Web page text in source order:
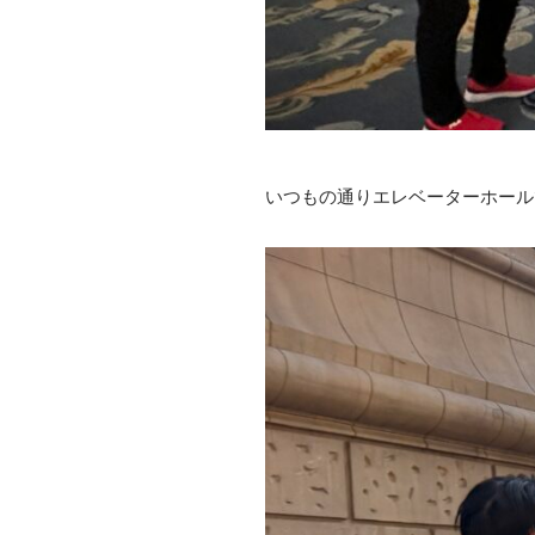
いつもの通りエレベーターホー